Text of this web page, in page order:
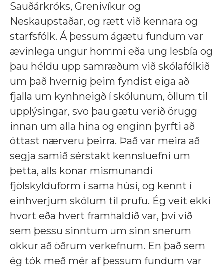
Sauðárkróks, Grenivíkur og
Neskaupstaðar, og rætt við kennara og
starfsfólk. Á þessum ágætu fundum var
ævinlega ungur hommi eða ung lesbía og
þau héldu upp samræðum við skólafólkið
um það hvernig þeim fyndist eiga að
fjalla um kynhneigð í skólunum, öllum til
upplýsingar, svo þau gætu verið örugg
innan um alla hina og enginn þyrfti að
óttast nærveru þeirra. Það var meira að
segja samið sérstakt kennsluefni um
þetta, alls konar mismunandi
fjölskylduform í sama húsi, og kennt í
einhverjum skólum til prufu. Ég veit ekki
hvort eða hvert framhaldið var, því við
sem þessu sinntum um sinn snerum
okkur að öðrum verkefnum. En það sem
ég tók með mér af þessum fundum var